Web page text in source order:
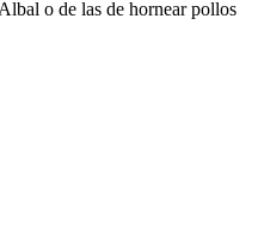
o de las de hornear pollos